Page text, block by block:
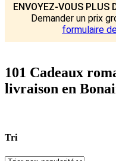
ENVOYEZ-VOUS PLUS
Demander un prix
formulaire
101 Cadeaux
livraison en
Tri